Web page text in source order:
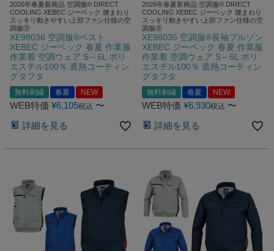
2026年春夏新商品 空調服® DIRECT
COOLING XEBEC ジーベック 腰まわり
スッキリ動きやすい上部ファン仕様の空
調服Ⓡ
XE98036 空調服®ベスト
XEBEC ジーベック 春夏 作業服
作業着 空調ウェア S～6L ポリ
エステル100％ 遮熱コーティン
グタフタ
無料刺繍 春夏 NEW
WEB特価 ¥6,105税込 〜
詳細を見る
2026年春夏新商品 空調服® DIRECT
COOLING XEBEC ジーベック 腰まわり
スッキリ動きやすい上部ファン仕様の空
調服Ⓡ
XE98035 空調服®長袖ブルゾン
XEBEC ジーベック 春夏 作業服
作業着 空調ウェア S～6L ポリ
エステル100％ 遮熱コーティン
グタフタ
無料刺繍 春夏 NEW
WEB特価 ¥6,930税込 〜
詳細を見る